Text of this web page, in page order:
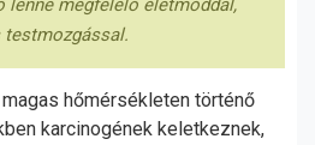
lenne megfelelő életmóddal,
testmozgással.
hőmérsékleten történő
karcinogének keletkeznek,